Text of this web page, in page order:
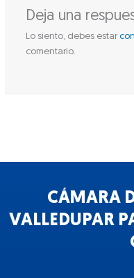
Deja una
Lo siento, debes estar
comentario.
CÁMARA
VALLEDUPAR